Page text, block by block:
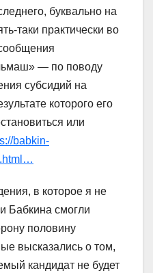
буквально на
таки практически во
— по поводу
субсидий на
которого его
или
babkin-
в которое я не
Бабкина смогли
половину
высказались о том,
кандидат не будет